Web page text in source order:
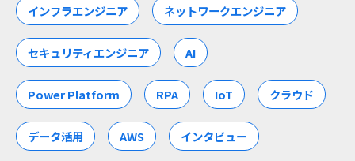
インフラエンジニア ネットワークエンジニア
セキュリティエンジニア AI
Power Platform RPA IoT クラウド
データ活用 AWS インタビュー